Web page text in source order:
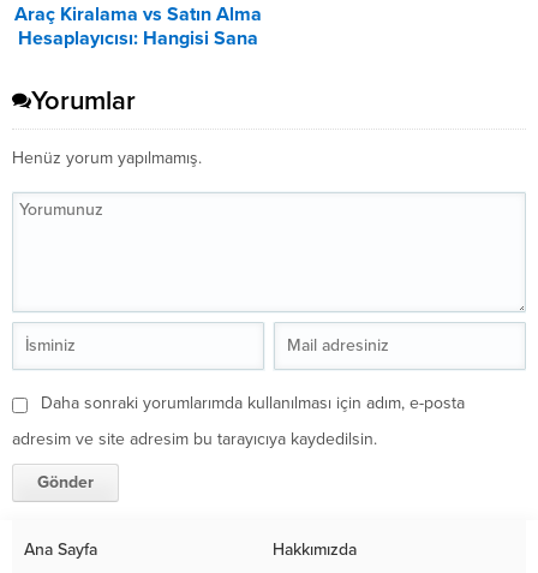
Araç Kiralama vs Satın Alma
Hesaplayıcısı: Hangisi Sana
Yorumlar
Henüz yorum yapılmamış.
Daha sonraki yorumlarımda kullanılması için adım, e-posta
adresim ve site adresim bu tarayıcıya kaydedilsin.
Ana Sayfa Hakkımızda